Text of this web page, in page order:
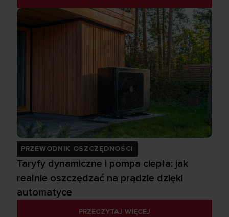
PRZEWODNIK OSZCZĘDNOŚCI
Taryfy dynamiczne i pompa ciepła: jak
realnie oszczędzać na prądzie dzięki
automatyce
PRZECZYTAJ WIĘCEJ